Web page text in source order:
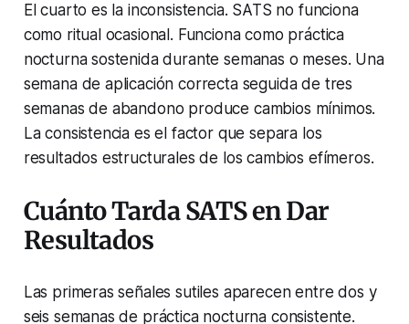
El cuarto es la inconsistencia. SATS no funciona
como ritual ocasional. Funciona como práctica
nocturna sostenida durante semanas o meses. Una
semana de aplicación correcta seguida de tres
semanas de abandono produce cambios mínimos.
La consistencia es el factor que separa los
resultados estructurales de los cambios efímeros.
Cuánto Tarda SATS en Dar
Resultados
Las primeras señales sutiles aparecen entre dos y
seis semanas de práctica nocturna consistente.